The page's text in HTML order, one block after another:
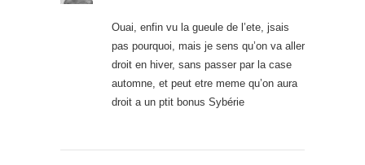
Ouai, enfin vu la gueule de l’ete, jsais
pas pourquoi, mais je sens qu’on va aller
droit en hiver, sans passer par la case
automne, et peut etre meme qu’on aura
droit a un ptit bonus Sybérie